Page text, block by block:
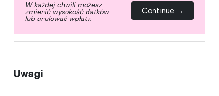
W każdej chwili możesz
zmienić wysokość datków
lub anulować wpłaty.
Continue →
Uwagi